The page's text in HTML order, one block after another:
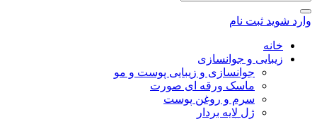
وارد شوید ثبت نام
خانه
زیبایی و جوانسازی
جوانسازی و زیبایی پوست و مو
ماسک ورقه ای صورت
سرم و روغن پوست
ژل لایه بردار